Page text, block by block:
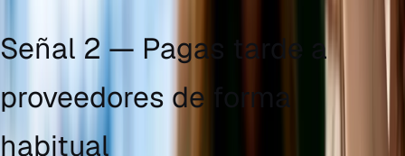
Señal 2 — Pagas tarde a
proveedores de forma
habitual